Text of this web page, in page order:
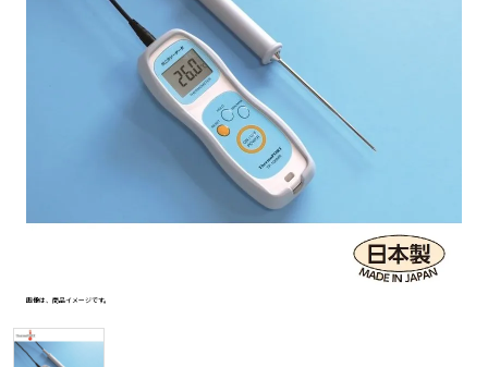
温度計・湿度計
濃度・環境測定
画像は、商品イメージです。